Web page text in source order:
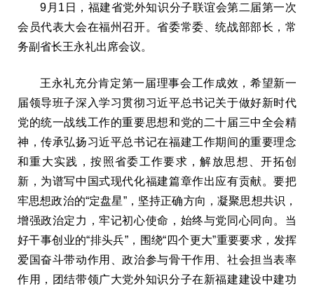
9月1日，福建省党外知识分子联谊会第二届第一次
会员代表大会在福州召开。省委常委、统战部部长，常
务副省长王永礼出席会议。
王永礼充分肯定第一届理事会工作成效，希望新一
届领导班子深入学习贯彻习近平总书记关于做好新时代
党的统一战线工作的重要思想和党的二十届三中全会精
神，传承弘扬习近平总书记在福建工作期间的重要理念
和重大实践，按照省委工作要求，解放思想、开拓创
新，为谱写中国式现代化福建篇章作出应有贡献。要把
牢思想政治的“定盘星”，坚持正确方向，凝聚思想共识，
增强政治定力，牢记初心使命，始终与党同心同向。当
好干事创业的“排头兵”，围绕“四个更大”重要要求，发挥
爱国奋斗带动作用、政治参与骨干作用、社会担当表率
作用，团结带领广大党外知识分子在新福建建设中建功